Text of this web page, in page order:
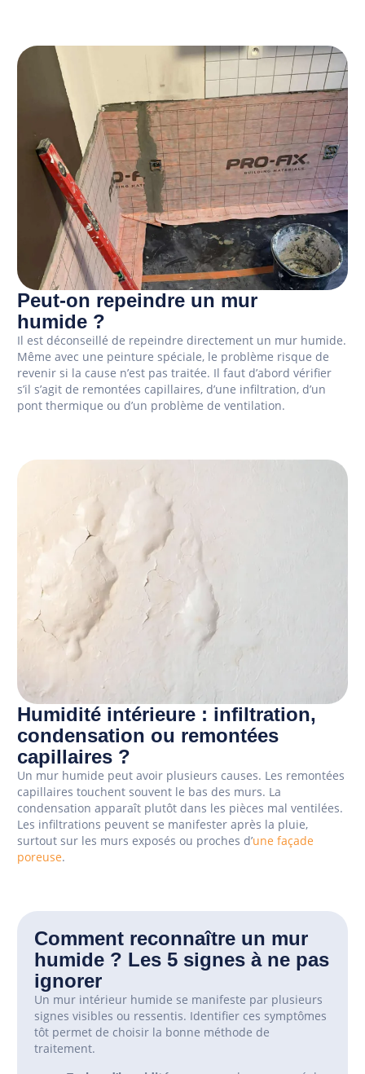
Peut-on repeindre un mur
humide ?
Il est déconseillé de repeindre directement un mur humide.
Même avec une peinture spéciale, le problème risque de
revenir si la cause n’est pas traitée. Il faut d’abord vérifier
s’il s’agit de remontées capillaires, d’une infiltration, d’un
pont thermique ou d’un problème de ventilation.
Humidité intérieure : infiltration,
condensation ou remontées
capillaires ?
Un mur humide peut avoir plusieurs causes. Les remontées
capillaires touchent souvent le bas des murs. La
condensation apparaît plutôt dans les pièces mal ventilées.
Les infiltrations peuvent se manifester après la pluie,
surtout sur les murs exposés ou proches d’une façade
poreuse.
Comment reconnaître un mur
humide ? Les 5 signes à ne pas
ignorer
Un mur intérieur humide se manifeste par plusieurs
signes visibles ou ressentis. Identifier ces symptômes
tôt permet de choisir la bonne méthode de
traitement.